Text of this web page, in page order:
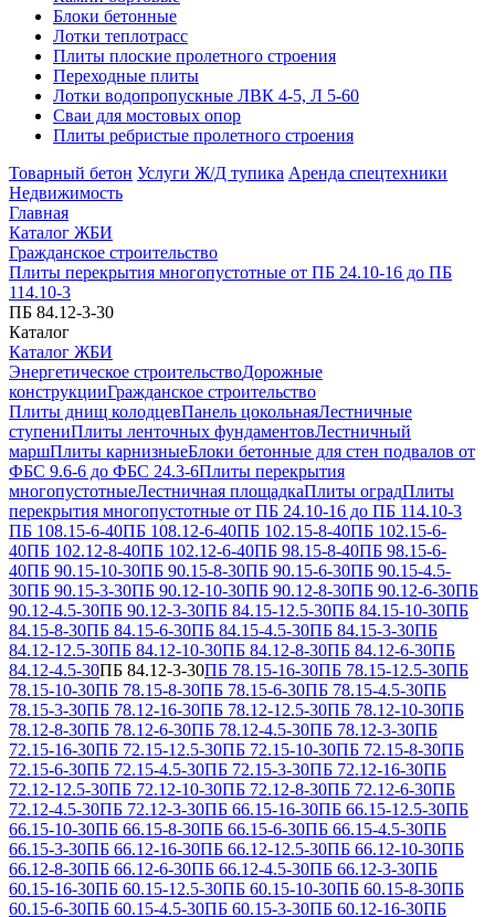
Блоки бетонные
Лотки теплотрасс
Плиты плоские пролетного строения
Переходные плиты
Лотки водопропускные ЛВК 4-5, Л 5-60
Сваи для мостовых опор
Плиты ребристые пролетного строения
Товарный бетон Услуги Ж/Д тупика Аренда спецтехники
Недвижимость
Главная
Каталог ЖБИ
Гражданское строительство
Плиты перекрытия многопустотные от ПБ 24.10-16 до ПБ
114.10-3
ПБ 84.12-3-30
Каталог
Каталог ЖБИ
Энергетическое строительствоДорожные
конструкцииГражданское строительство
Плиты днищ колодцевПанель цокольнаяЛестничные
ступениПлиты ленточных фундаментовЛестничный
маршПлиты карнизныеБлоки бетонные для стен подвалов от
ФБС 9.6-6 до ФБС 24.3-6Плиты перекрытия
многопустотныеЛестничная площадкаПлиты оградПлиты
перекрытия многопустотные от ПБ 24.10-16 до ПБ 114.10-3
ПБ 108.15-6-40ПБ 108.12-6-40ПБ 102.15-8-40ПБ 102.15-6-
40ПБ 102.12-8-40ПБ 102.12-6-40ПБ 98.15-8-40ПБ 98.15-6-
40ПБ 90.15-10-30ПБ 90.15-8-30ПБ 90.15-6-30ПБ 90.15-4.5-
30ПБ 90.15-3-30ПБ 90.12-10-30ПБ 90.12-8-30ПБ 90.12-6-30ПБ
90.12-4.5-30ПБ 90.12-3-30ПБ 84.15-12.5-30ПБ 84.15-10-30ПБ
84.15-8-30ПБ 84.15-6-30ПБ 84.15-4.5-30ПБ 84.15-3-30ПБ
84.12-12.5-30ПБ 84.12-10-30ПБ 84.12-8-30ПБ 84.12-6-30ПБ
84.12-4.5-30ПБ 84.12-3-30ПБ 78.15-16-30ПБ 78.15-12.5-30ПБ
78.15-10-30ПБ 78.15-8-30ПБ 78.15-6-30ПБ 78.15-4.5-30ПБ
78.15-3-30ПБ 78.12-16-30ПБ 78.12-12.5-30ПБ 78.12-10-30ПБ
78.12-8-30ПБ 78.12-6-30ПБ 78.12-4.5-30ПБ 78.12-3-30ПБ
72.15-16-30ПБ 72.15-12.5-30ПБ 72.15-10-30ПБ 72.15-8-30ПБ
72.15-6-30ПБ 72.15-4.5-30ПБ 72.15-3-30ПБ 72.12-16-30ПБ
72.12-12.5-30ПБ 72.12-10-30ПБ 72.12-8-30ПБ 72.12-6-30ПБ
72.12-4.5-30ПБ 72.12-3-30ПБ 66.15-16-30ПБ 66.15-12.5-30ПБ
66.15-10-30ПБ 66.15-8-30ПБ 66.15-6-30ПБ 66.15-4.5-30ПБ
66.15-3-30ПБ 66.12-16-30ПБ 66.12-12.5-30ПБ 66.12-10-30ПБ
66.12-8-30ПБ 66.12-6-30ПБ 66.12-4.5-30ПБ 66.12-3-30ПБ
60.15-16-30ПБ 60.15-12.5-30ПБ 60.15-10-30ПБ 60.15-8-30ПБ
60.15-6-30ПБ 60.15-4.5-30ПБ 60.15-3-30ПБ 60.12-16-30ПБ